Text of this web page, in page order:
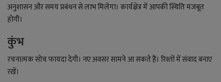
अनुशासन और समय प्रबंधन से लाभ मिलेगा। कार्यक्षेत्र में आपकी स्थिति मजबूत
होगी।
कुंभ
रचनात्मक सोच फायदा देगी। नए अवसर सामने आ सकते हैं। रिश्तों में संवाद बनाए
रखें।